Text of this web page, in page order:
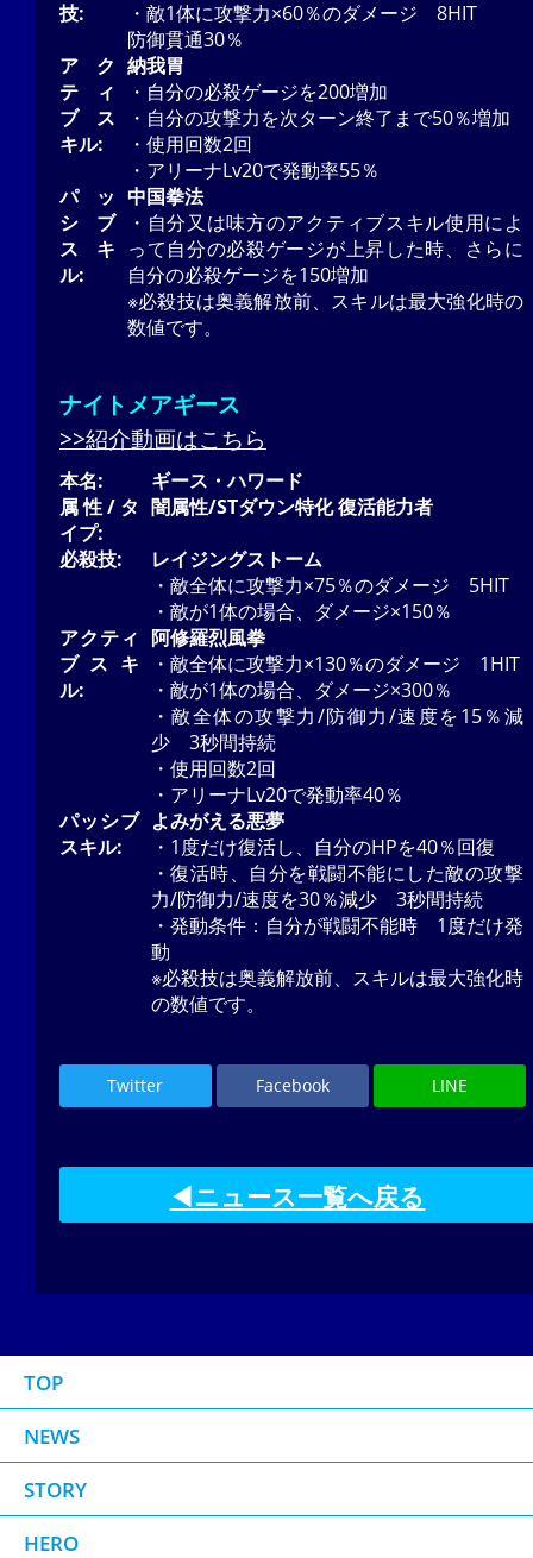
技:
・敵1体に攻撃力×60％のダメージ 8HIT
防御貫通30％
アク
ティ
ブス
キル:
納我胃
・自分の必殺ゲージを200増加
・自分の攻撃力を次ターン終了まで50％増加
・使用回数2回
・アリーナLv20で発動率55％
パッ
シブ
スキ
ル:
中国拳法
・自分又は味方のアクティブスキル使用によ
って自分の必殺ゲージが上昇した時、さらに
自分の必殺ゲージを150増加
※必殺技は奥義解放前、スキルは最大強化時の
数値です。
ナイトメアギース
>>紹介動画はこちら
本名:
ギース・ハワード
属性/タ
イプ:
闇属性/STダウン特化 復活能力者
必殺技:
レイジングストーム
・敵全体に攻撃力×75％のダメージ 5HIT
・敵が1体の場合、ダメージ×150％
アクティ
ブスキ
ル:
阿修羅烈風拳
・敵全体に攻撃力×130％のダメージ 1HIT
・敵が1体の場合、ダメージ×300％
・敵全体の攻撃力/防御力/速度を15％減
少 3秒間持続
・使用回数2回
・アリーナLv20で発動率40％
パッシブ
スキル:
よみがえる悪夢
・1度だけ復活し、自分のHPを40％回復
・復活時、自分を戦闘不能にした敵の攻撃
力/防御力/速度を30％減少 3秒間持続
・発動条件：自分が戦闘不能時 1度だけ発
動
※必殺技は奥義解放前、スキルは最大強化時
の数値です。
Twitter Facebook LINE
◀ニュース一覧へ戻る
TOP
NEWS
STORY
HERO